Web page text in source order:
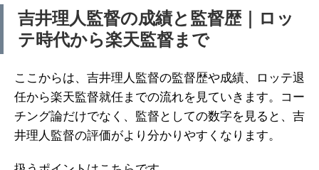
吉井理人監督の成績と監督歴｜ロッ
テ時代から楽天監督まで
ここからは、吉井理人監督の監督歴や成績、ロッテ退
任から楽天監督就任までの流れを見ていきます。コー
チング論だけでなく、監督としての数字を見ると、吉
井理人監督の評価がより分かりやすくなります。